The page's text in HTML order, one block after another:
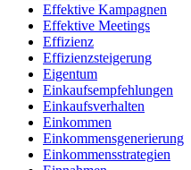
Effektive Kampagnen
Effektive Meetings
Effizienz
Effizienzsteigerung
Eigentum
Einkaufsempfehlungen
Einkaufsverhalten
Einkommen
Einkommensgenerierung
Einkommensstrategien